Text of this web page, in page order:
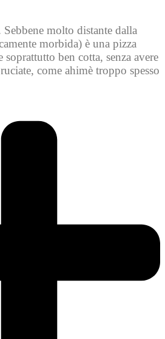
molto distante dalla
morbida) è una pizza
soprattutto ben cotta, senza avere
come ahimè troppo spesso